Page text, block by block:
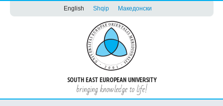
English Shqip Македонски
SOUTH EAST EUROPEAN UNIVERSITY
bringing knowledge to life!